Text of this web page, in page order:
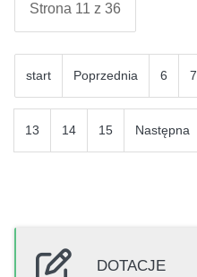
Strona 11 z 36
start Poprzednia 6 7
13 14 15 Następna
DOTACJE